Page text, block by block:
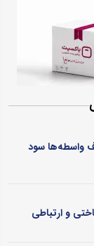
واسطه‌ها سود
و ارتباطی